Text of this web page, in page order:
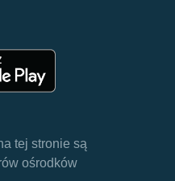
tej stronie są
ośrodków